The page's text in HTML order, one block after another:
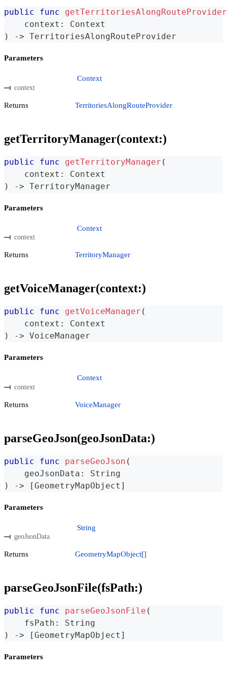
public func
getTerritoriesAlongRouteProvider
    context
:
Context
)
-> TerritoriesAlongRouteProvider
Parameters
context
Context
Returns TerritoriesAlongRouteProvider
getTerritoryManager(context:)
public func getTerritoryManager (
    context
:
Context
)
-> TerritoryManager
Parameters
context
Context
Returns TerritoryManager
getVoiceManager(context:)
public func getVoiceManager (
    context
:
Context
)
-> VoiceManager
Parameters
context
Context
Returns VoiceManager
parseGeoJson(geoJsonData:)
public func parseGeoJson (
    geoJsonData
:
String
)
-> [GeometryMapObject ]
Parameters
geoJsonData
String
Returns GeometryMapObject[]
parseGeoJsonFile(fsPath:)
public func parseGeoJsonFile (
    fsPath
:
String
)
-> [GeometryMapObject ]
Parameters